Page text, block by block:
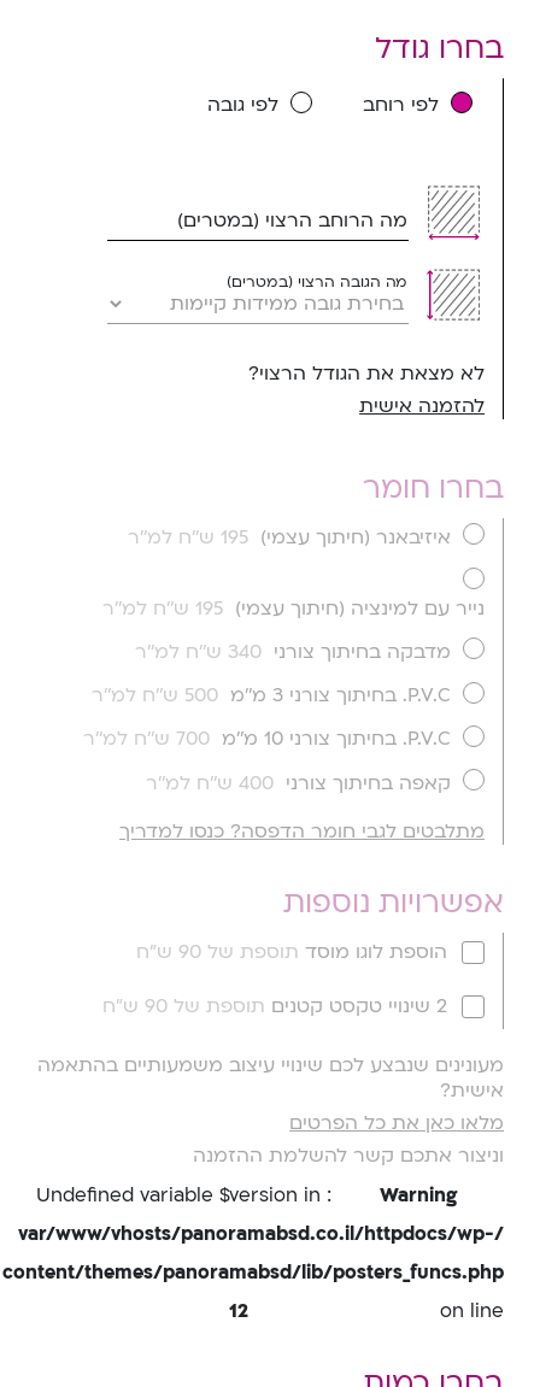
בחרו גודל
לפי רוחב לפי גובה
מה הרוחב הרצוי (במטרים)
מה הגובה הרצוי (במטרים)
לא מצאת את הגודל הרצוי?
להזמנה אישית
בחרו חומר
איזיבאנר (חיתוך עצמי) 195 ש''ח למ''ר
נייר עם למינציה (חיתוך עצמי) 195 ש''ח למ''ר
מדבקה בחיתוך צורני 340 ש''ח למ''ר
P.V.C. בחיתוך צורני 3 מ''מ
500 ש''ח למ''ר
P.V.C. בחיתוך צורני 10 מ''מ
700 ש''ח למ''ר
קאפה בחיתוך צורני 400 ש''ח למ''ר
מתלבטים לגבי חומר הדפסה? כנסו למדריך
אפשרויות נוספות
הוספת לוגו מוסד תוספת של 90 ש"ח
2 שינויי טקסט קטנים תוספת של 90 ש"ח
מעונינים שנבצע לכם שינויי עיצוב משמעותיים בהתאמה
אישית?
מלאו כאן את כל הפרטים
וניצור אתכם קשר להשלמת ההזמנה
Warning
: Undefined variable $version in
/var/www/vhosts/panoramabsd.co.il/httpdocs/wp-
content/themes/panoramabsd/lib/posters_funcs.php
on line
12